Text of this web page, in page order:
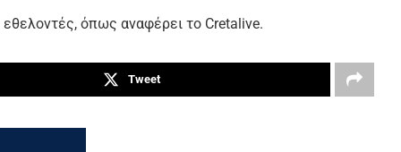
όπως αναφέρει το Cretalive.
Tweet